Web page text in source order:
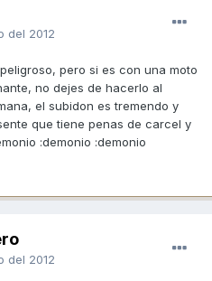
del 2012
pero si es con una moto
no dejes de hacerlo al
el subidon es tremendo y
que tiene penas de carcel y
:demonio :demonio
del 2012